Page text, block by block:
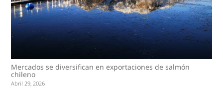
Mercados se diversifican en exportaciones de salmón
chileno
Abril 29, 2026